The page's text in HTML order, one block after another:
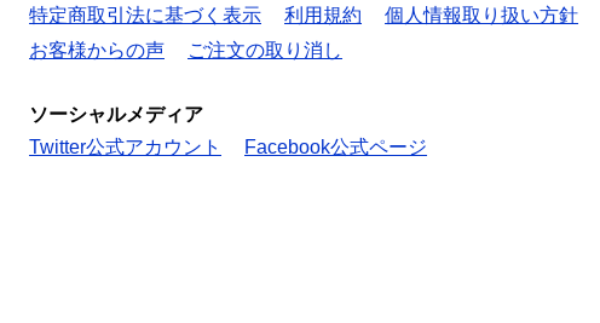
特定商取引法に基づく表示
利用規約 個人情報取り扱い方針
お客様からの声
ご注文の取り消し
ソーシャルメディア
Twitter公式アカウント
Facebook公式ページ